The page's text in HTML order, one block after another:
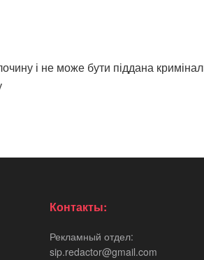
і не може бути піддана
Контакты:
Рекламный отдел:
sip.redactor@gmail.com